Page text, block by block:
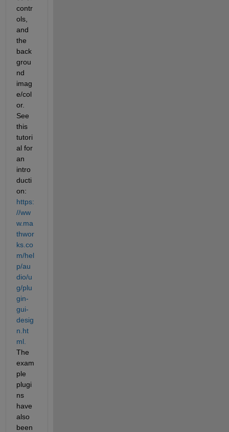
contr
ols,
and
the
back
grou
nd
imag
e/col
or.
See
this
tutori
al for
an
intro
ducti
on:
https:
//ww
w.ma
thwor
ks.co
m/hel
p/au
dio/u
g/plu
gin-
gui-
desig
n.ht
ml.
The
exam
ple
plugi
ns
have
also
been